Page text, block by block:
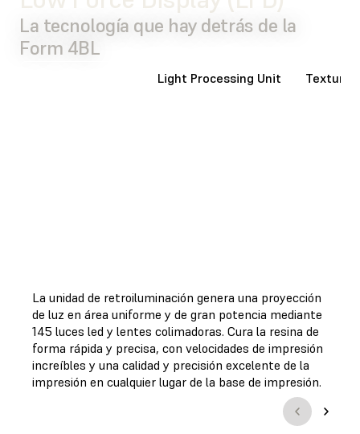
La tecnología que hay detrás de la
Form 4BL
Light Processing Unit Textura
La unidad de retroiluminación genera una proyección
de luz en área uniforme y de gran potencia mediante
145 luces led y lentes colimadoras. Cura la resina de
forma rápida y precisa, con velocidades de impresión
increíbles y una calidad y precisión excelente de la
impresión en cualquier lugar de la base de impresión.